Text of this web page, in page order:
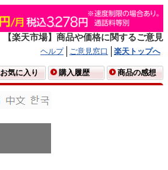
【楽天市場】商品や価格に関するご意見
ヘルプ ご意見窓口
楽天トップへ
お気に入り 購入履歴 商品の感想